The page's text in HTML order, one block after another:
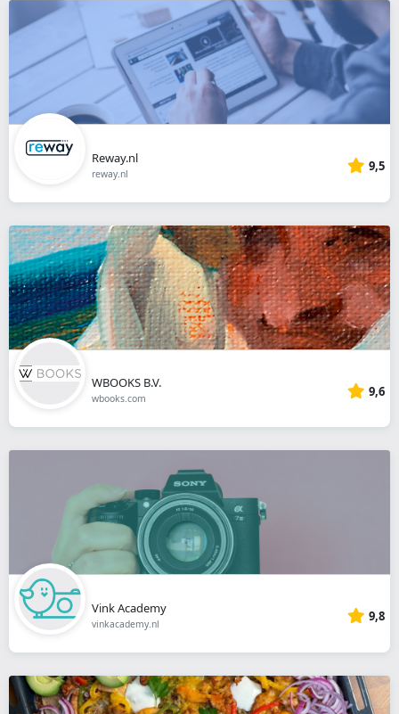
Reway.nl
reway.nl 9,5
WBOOKS B.V.
wbooks.com 9,6
Vink Academy
vinkacademy.nl 9,8